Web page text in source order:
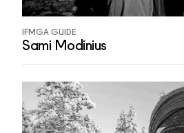
IFMGA GUIDE
Sami Modinius